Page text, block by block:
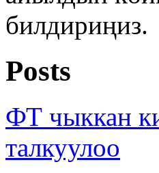
билдириңиз.
Posts
ФТ чыккан
талкуулоо